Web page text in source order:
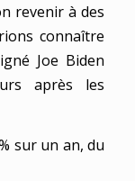
revenir à des
connaître
Joe Biden
après les
sur un an, du